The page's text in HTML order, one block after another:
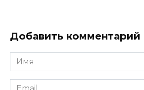
Добавить комментарий
Имя
*
Email